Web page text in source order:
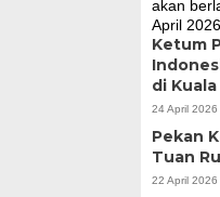
Ketum
di
24 April
Pekan
Tuan
22 April